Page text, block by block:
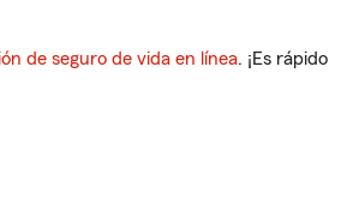
de seguro de vida en línea. ¡Es rápido